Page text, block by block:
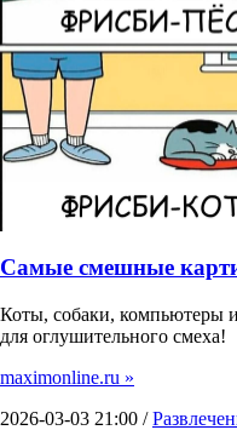
Самые смешные
Коты, собаки, компьютеры
для оглушительного смеха!
maximonline.ru »
2026-03-03 21:00 /